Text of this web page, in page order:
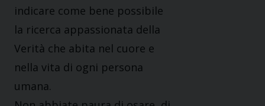
indicare come bene possibile
la ricerca appassionata della
Verità che abita nel cuore e
nella vita di ogni persona
umana.